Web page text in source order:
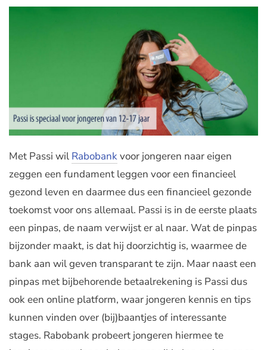
Met Passi wil Rabobankvoor jongeren naar eigen
zeggen een fundament leggen voor een financieel
gezond leven en daarmee dus een financieel gezonde
toekomst voor ons allemaal. Passi is in de eerste plaats
een pinpas, de naam verwijst er al naar. Wat de pinpas
bijzonder maakt, is dat hij doorzichtig is, waarmee de
bank aan wil geven transparant te zijn. Maar naast een
pinpas met bijbehorende betaalrekening is Passi dus
ook een online platform, waar jongeren kennis en tips
kunnen vinden over (bij)baantjes of interessante
stages. Rabobank probeert jongeren hiermee te